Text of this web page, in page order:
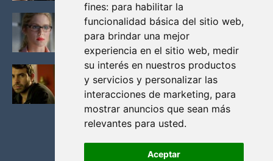
fines: para habilitar la
funcionalidad básica del sitio web,
para brindar una mejor
experiencia en el sitio web, medir
su interés en nuestros productos
y servicios y personalizar las
interacciones de marketing, para
mostrar anuncios que sean más
relevantes para usted.
Aceptar
FELICITY (EMILY BETT RICKARDS), LAS FOTOS
MAS BONITAS DE LA ALIADA DE ARROW
Noviembre 30, 2013
BLACK MIRROR: TODA TU HISTORIA. EPISODIO 3.
LA CRITICA
Mayo 17, 2012